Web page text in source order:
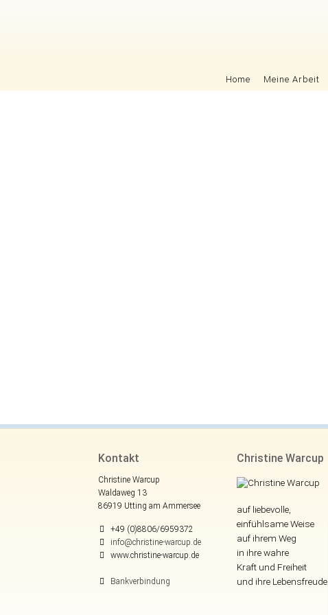
Home Meine Arbeit
Kontakt
Christine Warcup
Waldaweg 13
86919 Utting am Ammersee
+49 (0)8806/6959372
info@christine-warcup.de
www.christine-warcup.de
Bankverbindung
Christine Warcup
auf liebevolle,
einfühlsame Weise
auf ihrem Weg
in ihre wahre
Kraft und Freiheit
und ihre Lebensfreude.